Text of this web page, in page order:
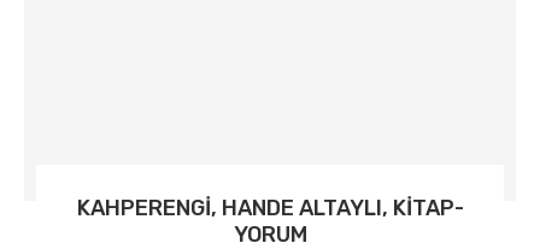
KAHPERENGI, HANDE ALTAYLI, KITAP-
YORUM